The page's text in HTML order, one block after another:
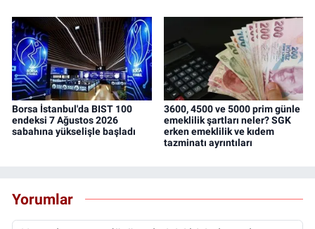
Borsa İstanbul'da BIST 100
endeksi 7 Ağustos 2026
sabahına yükselişle başladı
3600, 4500 ve 5000 prim günle
emeklilik şartları neler? SGK
erken emeklilik ve kıdem
tazminatı ayrıntıları
Yorumlar